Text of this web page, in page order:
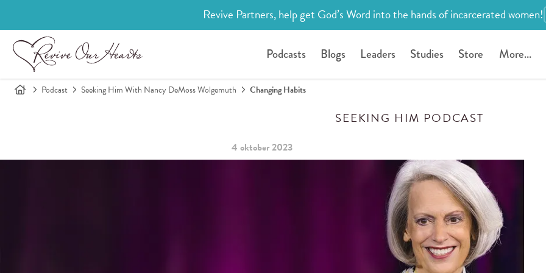
Revive Partners, help get God’s Word into the hands of incarcerated women!
Podcasts Blogs Leaders Studies Store More...
Podcast Seeking Him With Nancy DeMoss Wolgemuth Changing Habits
SEEKING HIM PODCAST
4 oktober 2023